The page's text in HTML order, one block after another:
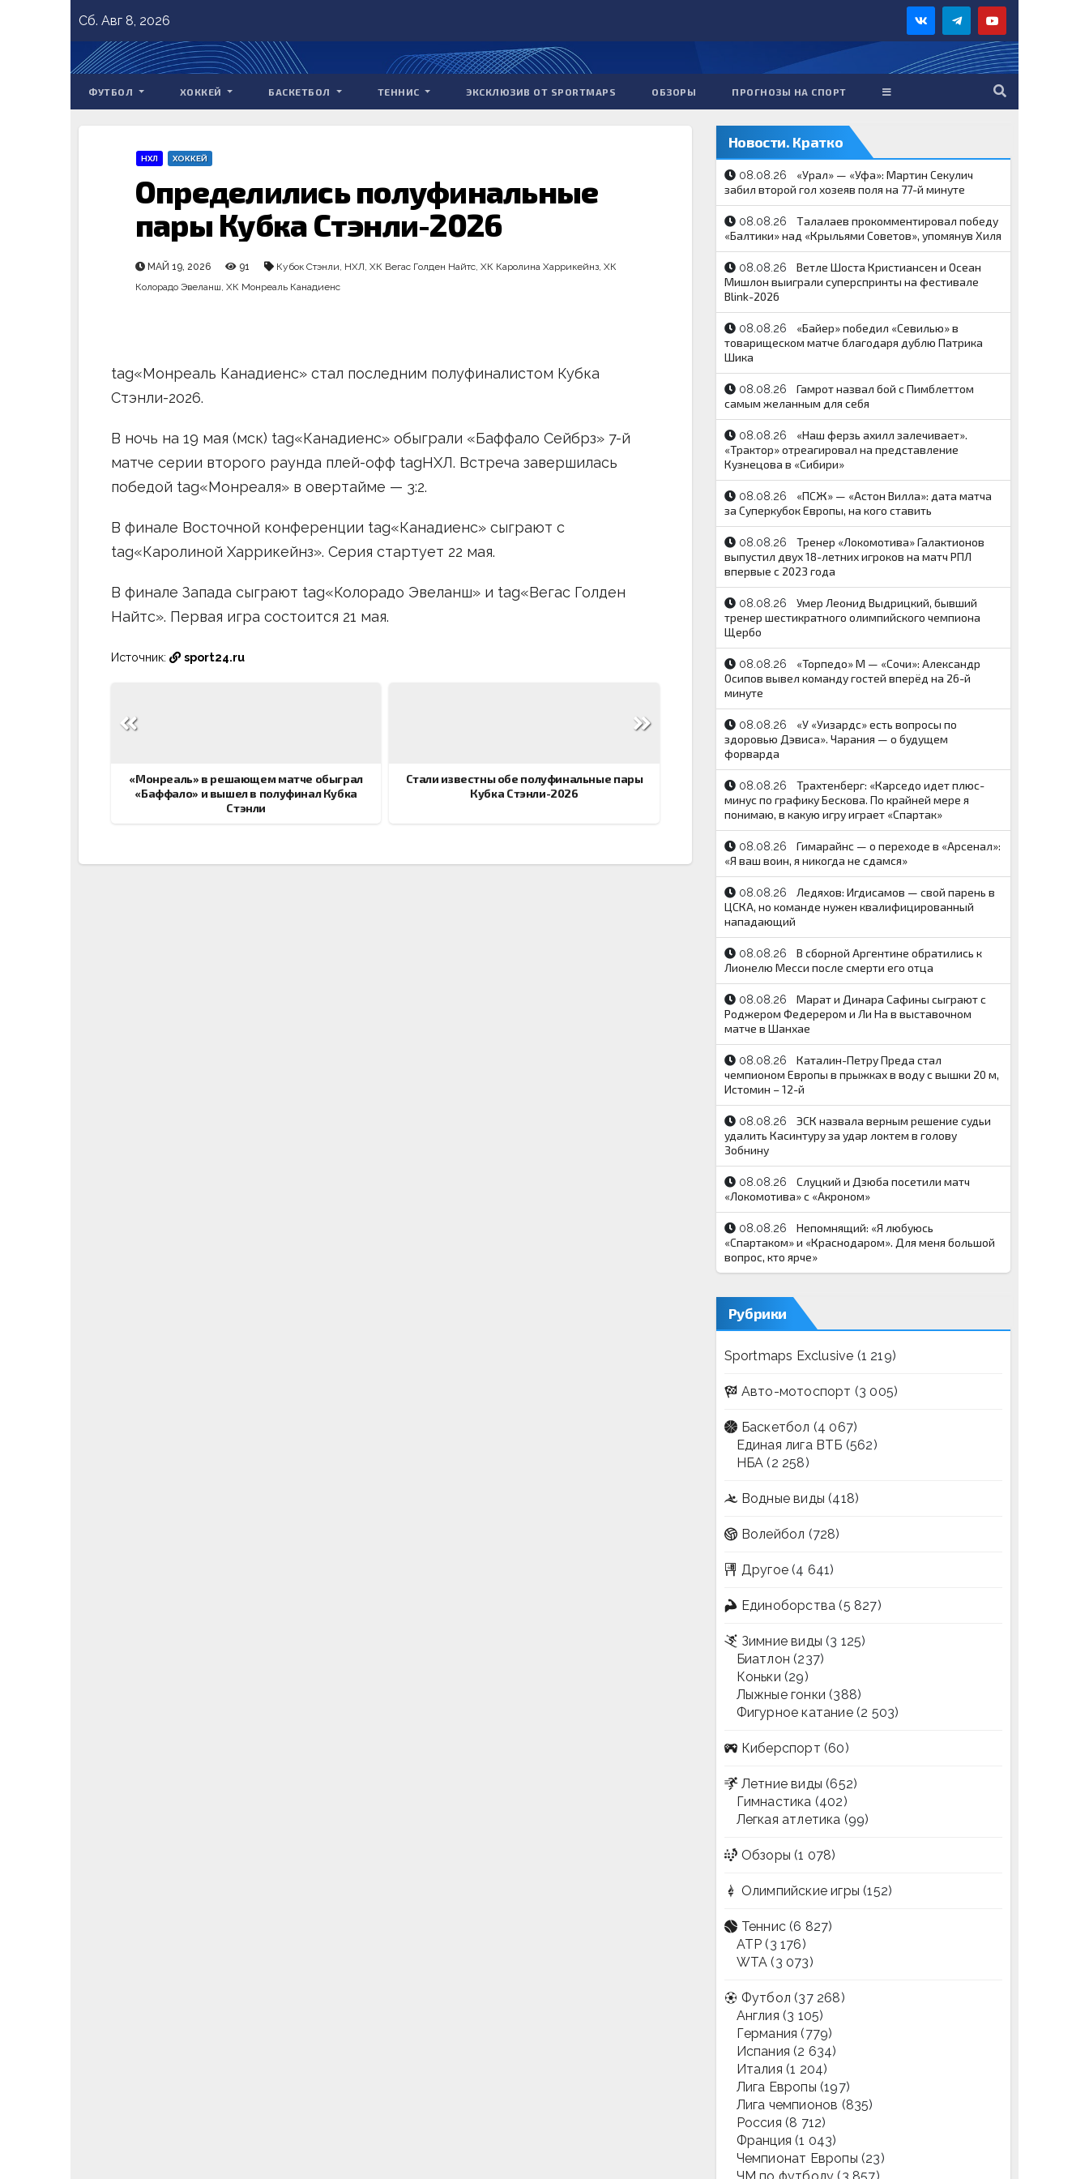
to
content
Сб. Авг 8, 2026
ФУТБОЛ ХОККЕЙ БАСКЕТБОЛ ТЕННИС ЭКСКЛЮЗИВ ОТ SPORTMAPS ОБЗОРЫ ПРОГНОЗЫ НА СПОРТ
НХЛ ХОККЕЙ
Определились полуфинальные
пары Кубка Стэнли-2026
МАЙ 19, 2026 91 Кубок Стэнли, НХЛ, ХК Вегас Голден Найтс, ХК Каролина Харрикейнз, ХК
Колорадо Эвеланш, ХК Монреаль Канадиенс
tag«Монреаль Канадиенс» стал последним полуфиналистом Кубка
Стэнли-2026.
В ночь на 19 мая (мск) tag«Канадиенс» обыграли «Баффало Сейбрз» 7-й
матче серии второго раунда плей-офф tagНХЛ. Встреча завершилась
победой tag«Монреаля» в овертайме — 3:2.
В финале Восточной конференции tag«Канадиенс» сыграют с
tag«Каролиной Харрикейнз». Серия стартует 22 мая.
В финале Запада сыграют tag«Колорадо Эвеланш» и tag«Вегас Голден
Найтс». Первая игра состоится 21 мая.
Источник: sport24.ru
по
«Монреаль» в решающем матче обыграл
«Баффало» и вышел в полуфинал Кубка
Стэнли
Стали известны обе полуфинальные пары
Кубка Стэнли-2026
Новости. Кратко
08.08.26
«Урал» — «Уфа»: Мартин Секулич
забил второй гол хозеяв поля на 77-й минуте
08.08.26
Талалаев прокомментировал победу
«Балтики» над «Крыльями Советов», упомянув Хиля
08.08.26
Ветле Шоста Кристиансен и Осеан
Мишлон выиграли суперспринты на фестивале
Blink-2026
08.08.26
«Байер» победил «Севилью» в
товарищеском матче благодаря дублю Патрика
Шика
08.08.26
Гамрот назвал бой с Пимблеттом
самым желанным для себя
08.08.26
«Наш ферзь ахилл залечивает».
«Трактор» отреагировал на представление
Кузнецова в «Сибири»
08.08.26
«ПСЖ» — «Астон Вилла»: дата матча
за Суперкубок Европы, на кого ставить
08.08.26
Тренер «Локомотива» Галактионов
выпустил двух 18-летних игроков на матч РПЛ
впервые с 2023 года
08.08.26
Умер Леонид Выдрицкий, бывший
тренер шестикратного олимпийского чемпиона
Щербо
08.08.26
«Торпедо» М — «Сочи»: Александр
Осипов вывел команду гостей вперёд на 26-й
минуте
08.08.26
«У «Уизардс» есть вопросы по
здоровью Дэвиса». Чарания — о будущем
форварда
08.08.26
Трахтенберг: «Карседо идет плюс-
минус по графику Бескова. По крайней мере я
понимаю, в какую игру играет «Спартак»
08.08.26
Гимарайнс — о переходе в «Арсенал»:
«Я ваш воин, я никогда не сдамся»
08.08.26
Ледяхов: Игдисамов — свой парень в
ЦСКА, но команде нужен квалифицированный
нападающий
08.08.26
В сборной Аргентине обратились к
Лионелю Месси после смерти его отца
08.08.26
Марат и Динара Сафины сыграют с
Роджером Федерером и Ли На в выставочном
матче в Шанхае
08.08.26
Каталин-Петру Преда стал
чемпионом Европы в прыжках в воду с вышки 20 м,
Истомин – 12-й
08.08.26
ЭСК назвала верным решение судьи
удалить Касинтуру за удар локтем в голову
Зобнину
08.08.26
Слуцкий и Дзюба посетили матч
«Локомотива» с «Акроном»
08.08.26
Непомнящий: «Я любуюсь
«Спартаком» и «Краснодаром». Для меня большой
вопрос, кто ярче»
Рубрики
Sportmaps Exclusive (1 219)
Авто-мотоспорт (3 005)
Баскетбол (4 067)
Единая лига ВТБ (562)
НБА (2 258)
Водные виды (418)
Волейбол (728)
Другое (4 641)
Единоборства (5 827)
Зимние виды (3 125)
Биатлон (237)
Коньки (29)
Лыжные гонки (388)
Фигурное катание(2 503)
Киберспорт (60)
Летние виды (652)
Гимнастика (402)
Легкая атлетика (99)
Обзоры (1 078)
Олимпийские игры (152)
Теннис (6 827)
ATP (3 176)
WTA (3 073)
Футбол (37 268)
Англия (3 105)
Германия (779)
Испания (2 634)
Италия (1 204)
Лига Европы (197)
Лига чемпионов (835)
Россия (8 712)
Франция (1 043)
Чемпионат Европы (23)